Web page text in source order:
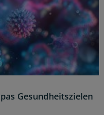
Gesundheitszielen